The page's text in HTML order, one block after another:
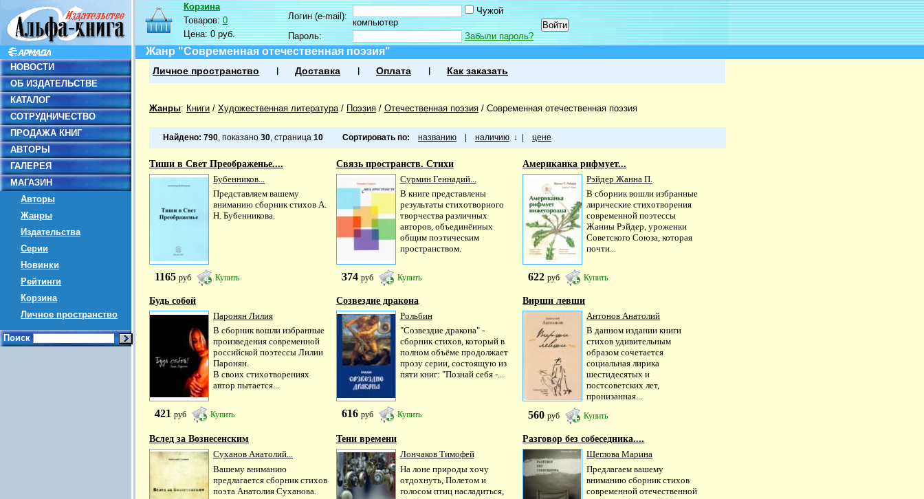
НОВОСТИ
ОБ ИЗДАТЕЛЬСТВЕ
КАТАЛОГ
СОТРУДНИЧЕСТВО
ПРОДАЖА КНИГ
АВТОРЫ
ГАЛЕРЕЯ
МАГАЗИН
Авторы
Жанры
Издательства
Серии
Новинки
Рейтинги
Корзина
Личное пространство
Поиск
Корзина
Товаров:0
Цена:0 руб.
Логин (e-mail):
Чужой
компьютер
Пароль:
Забыли пароль?
Жанр "Современная отечественная поэзия"
Личное пространство Доставка Оплата Как заказать
Жанры: Книги / Художественная литература/ Поэзия / Отечественная поэзия / Современная отечественная поэзия
Найдено: 790, показано 30, страница 10 Сортировать по: названию наличию ↓ цене
Тиши в Свет Преображенье....
Бубенников...
Представляем вашему
вниманию сборник стихов А.
Н. Бубенникова.
1165 руб Купить
Связь пространств. Стихи
Сурмин Геннадий...
В книге представлены
результаты стихотворного
творчества различных
авторов, объединённых
общим поэтическим
простран­ством.
374 руб Купить
Американка рифмует...
Рэйдер Жанна П.
В сборник вошли избранные
лирические стихотворения
современной поэтессы
Жанны Рэйдер, уроженки
Советского Союза, которая
почти...
622руб Купить
Будь собой
Паронян Лилия
В сборник вошли избранные
произведения современной
российской поэтессы Лилии
Паронян.
В своих стихотворениях
автор пытается...
421 руб Купить
Созвездие дракона
Рольбин
"Созвездие дракона" -
сборник стихов, который в
полном объёме продолжает
прозу серии, состоящую из
пяти книг: "Познай себя -...
616 руб Купить
Вирши левши
Антонов Анатолий
В данном издании книги
стихов удивительным
образом сочетается
социальная лирика
шестидесятых и
постсоветских лет,
пронизанная...
560руб Купить
Вслед за Вознесенским
Суханов Анатолий...
Вашему вниманию
предлагается сборник стихов
поэта Анатолия Суханова.
Тени времени
Лончаков Тимофей
На лоне природы хочу
отдохнуть, Полетом и
голосом птиц насладиться,
Разговор без собеседника....
Щеглова Марина
Предлагаем вашему
вниманию сборник стихов
современной отечественной